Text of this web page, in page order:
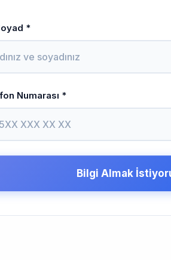
*
Numarası *
Bilgi Almak